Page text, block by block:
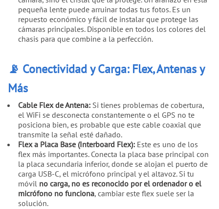
pequeña lente puede arruinar todas tus fotos. Es un
repuesto económico y fácil de instalar que protege las
cámaras principales. Disponible en todos los colores del
chasis para que combine a la perfección.
📡 Conectividad y Carga: Flex, Antenas y
Más
Cable Flex de Antena:Si tienes problemas de cobertura,
el WiFi se desconecta constantemente o el GPS no te
posiciona bien, es probable que este cable coaxial que
transmite la señal esté dañado.
Flex a Placa Base (Interboard Flex):Este es uno de los
flex más importantes. Conecta la placa base principal con
la placa secundaria inferior, donde se alojan el puerto de
carga USB-C, el micrófono principal y el altavoz. Si tu
móvil no carga, no es reconocido por el ordenador o el
micrófono no funciona, cambiar este flex suele ser la
solución.